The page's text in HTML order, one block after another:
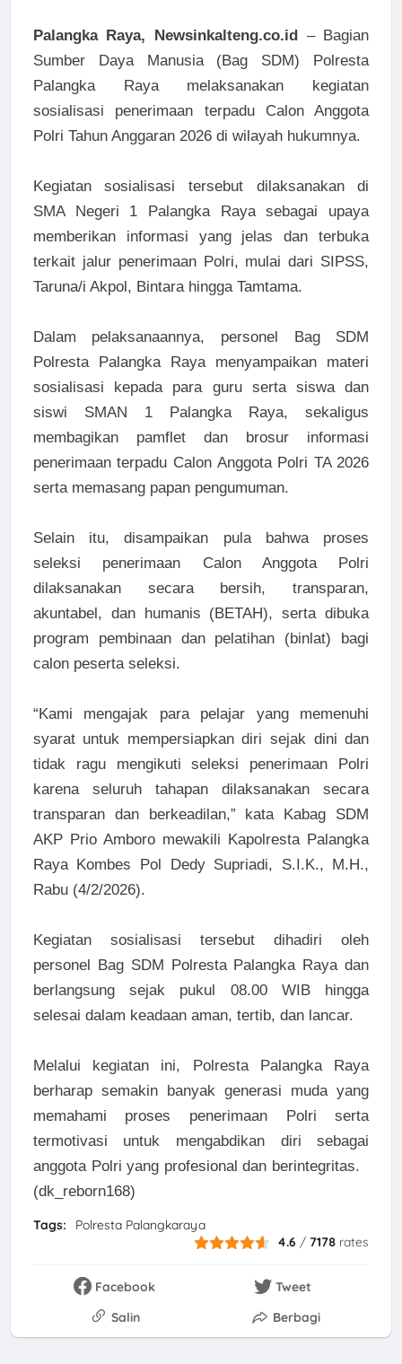
Palangka Raya, Newsinkalteng.co.id – Bagian
Sumber Daya Manusia (Bag SDM) Polresta
Palangka Raya melaksanakan kegiatan
sosialisasi penerimaan terpadu Calon Anggota
Polri Tahun Anggaran 2026 di wilayah hukumnya.
Kegiatan sosialisasi tersebut dilaksanakan di
SMA Negeri 1 Palangka Raya sebagai upaya
memberikan informasi yang jelas dan terbuka
terkait jalur penerimaan Polri, mulai dari SIPSS,
Taruna/i Akpol, Bintara hingga Tamtama.
Dalam pelaksanaannya, personel Bag SDM
Polresta Palangka Raya menyampaikan materi
sosialisasi kepada para guru serta siswa dan
siswi SMAN 1 Palangka Raya, sekaligus
membagikan pamflet dan brosur informasi
penerimaan terpadu Calon Anggota Polri TA 2026
serta memasang papan pengumuman.
Selain itu, disampaikan pula bahwa proses
seleksi penerimaan Calon Anggota Polri
dilaksanakan secara bersih, transparan,
akuntabel, dan humanis (BETAH), serta dibuka
program pembinaan dan pelatihan (binlat) bagi
calon peserta seleksi.
“Kami mengajak para pelajar yang memenuhi
syarat untuk mempersiapkan diri sejak dini dan
tidak ragu mengikuti seleksi penerimaan Polri
karena seluruh tahapan dilaksanakan secara
transparan dan berkeadilan,” kata Kabag SDM
AKP Prio Amboro mewakili Kapolresta Palangka
Raya Kombes Pol Dedy Supriadi, S.I.K., M.H.,
Rabu (4/2/2026).
Kegiatan sosialisasi tersebut dihadiri oleh
personel Bag SDM Polresta Palangka Raya dan
berlangsung sejak pukul 08.00 WIB hingga
selesai dalam keadaan aman, tertib, dan lancar.
Melalui kegiatan ini, Polresta Palangka Raya
berharap semakin banyak generasi muda yang
memahami proses penerimaan Polri serta
termotivasi untuk mengabdikan diri sebagai
anggota Polri yang profesional dan berintegritas.
(dk_reborn168)
Tags:
Polresta Palangkaraya
4.6 / 7178 rates
Facebook
Tweet
Salin
Berbagi